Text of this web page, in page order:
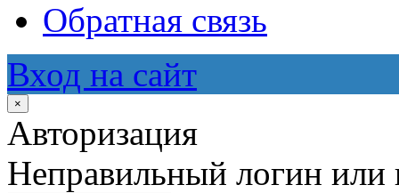
Обратная связь
Вход на сайт
×
Авторизация
Неправильный логин или